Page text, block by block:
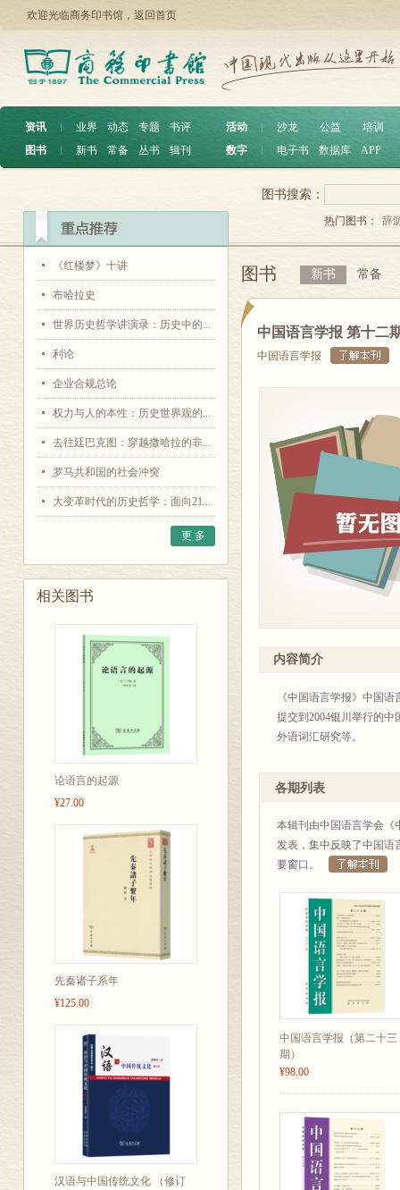
欢迎光临商务印书馆， 返回首页
资讯 ︱ 业界 动态 专题
书评
图书
︱ 新书 常备 丛书 辑刊
活动 沙龙 公益
培训
数字
电子书 数据库 APP
《红楼梦》十讲
布哈拉史
世界历史哲学讲演录：历史中的...
利论
企业合规总论
权力与人的本性：历史世界观的...
去往廷巴克图：穿越撒哈拉的非...
罗马共和国的社会冲突
大变革时代的历史哲学：面向21...
更 多
相关图书
论语言的起源
¥27.00
先秦诸子系年
¥125.00
汉语与中国传统文化 （修订
图书搜索：
热门图书： 辞
图书 新书 常备
中国语言学报 第十二
中国语言学报
内容简介
《中国语言学报》中国
提交到2004银川举行的
外语词汇研究等。
各期列表
本辑刊由中国语言学会《
发表，集中反映了中国语
要窗口。
中国语言学报（第二十三
期）
¥98.00